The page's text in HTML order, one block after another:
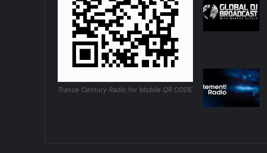
Trance Century Radio for Mobile QR CODE